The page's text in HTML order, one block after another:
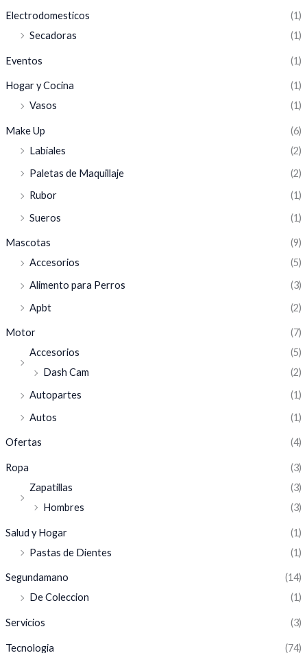
Electrodomesticos
(1)
Secadoras
(1)
Eventos (1)
Hogar y Cocina
(1)
Vasos
(1)
Make Up
(6)
Labiales
(2)
Paletas de Maquillaje
(2)
Rubor
(1)
Sueros
(1)
Mascotas
(9)
Accesorios
(5)
Alimento para Perros
(3)
Apbt
(2)
Motor
(7)
Accesorios
(5)
Dash Cam
(2)
Autopartes
(1)
Autos
(1)
Ofertas (4)
Ropa
(3)
Zapatillas
(3)
Hombres
(3)
Salud y Hogar
(1)
Pastas de Dientes
(1)
Segundamano
(14)
De Coleccion
(1)
Servicios (3)
Tecnologia (74)